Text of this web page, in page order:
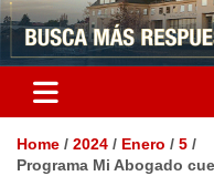
Home 2024 Enero
5
Programa Mi Abogado